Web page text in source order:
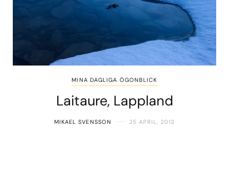
MINA DAGLIGA ÖGONBLICK
Laitaure, Lappland
MIKAEL SVENSSON 25 APRIL, 2013